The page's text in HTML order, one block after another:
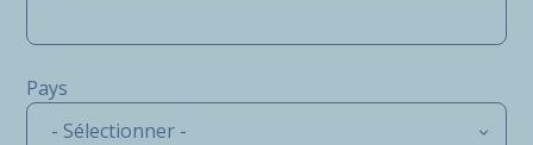
Pays
- Sélectionner -